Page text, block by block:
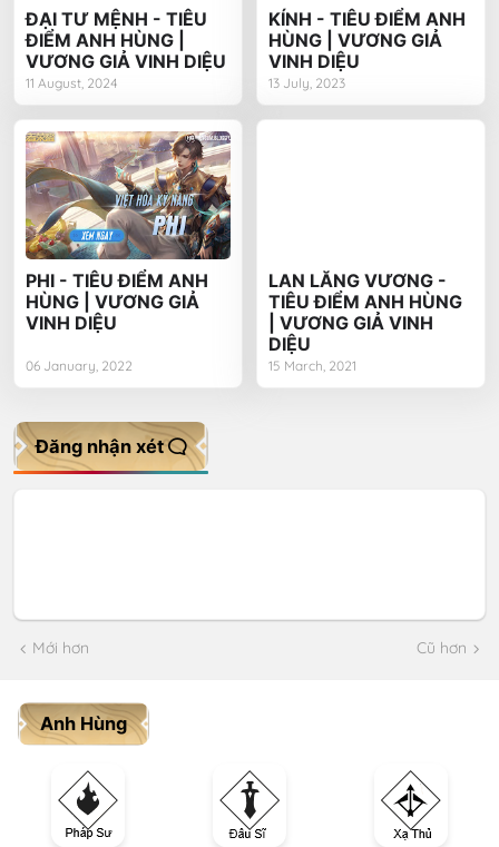
ĐẠI TƯ MỆNH - TIÊU
ĐIỂM ANH HÙNG |
VƯƠNG GIẢ VINH DIỆU
11 August, 2024
KÍNH - TIÊU ĐIỂM ANH
HÙNG | VƯƠNG GIẢ
VINH DIỆU
13 July, 2023
PHI - TIÊU ĐIỂM ANH
HÙNG | VƯƠNG GIẢ
VINH DIỆU
06 January, 2022
LAN LĂNG VƯƠNG -
TIÊU ĐIỂM ANH HÙNG
| VƯƠNG GIẢ VINH
DIỆU
15 March, 2021
Đăng nhận xét
Mới hơn Cũ hơn
Anh Hùng